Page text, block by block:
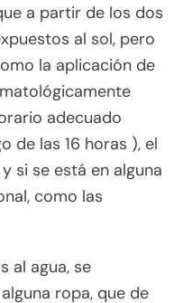
a partir de los dos
al sol, pero
la aplicación de
adecuado
de las 16 horas ), el
si se está en alguna
como las
al agua, se
ropa, que de